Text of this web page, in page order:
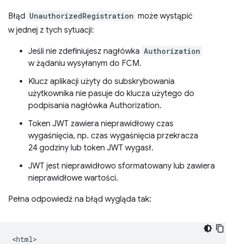
Błąd UnauthorizedRegistration może wystąpić
w jednej z tych sytuacji:
Jeśli nie zdefiniujesz nagłówka Authorization
w żądaniu wysyłanym do FCM.
Klucz aplikacji użyty do subskrybowania
użytkownika nie pasuje do klucza użytego do
podpisania nagłówka Authorization.
Token JWT zawiera nieprawidłowy czas
wygaśnięcia, np. czas wygaśnięcia przekracza
24 godziny lub token JWT wygasł.
JWT jest nieprawidłowo sformatowany lub zawiera
nieprawidłowe wartości.
Pełna odpowiedź na błąd wygląda tak:
<html>